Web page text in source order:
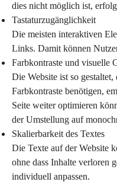
dies nicht möglich ist,
Tastaturzugänglichkeit
Die meisten interaktiven
Links. Damit können
Farbkontraste und visuelle
Die Website ist so
Farbkontraste benötigen,
Seite weiter optimieren
der Umstellung auf
Skalierbarkeit des Textes
Die Texte auf der Website
ohne dass Inhalte verloren
individuell anpassen.